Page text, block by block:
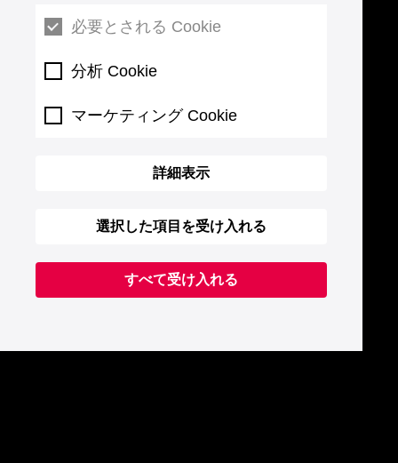
必要とされる Cookie
分析 Cookie
マーケティング Cookie
詳細表示
選択した項目を受け入れる
すべて受け入れる